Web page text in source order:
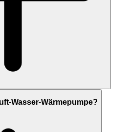
Wasser-Wärmepumpe?